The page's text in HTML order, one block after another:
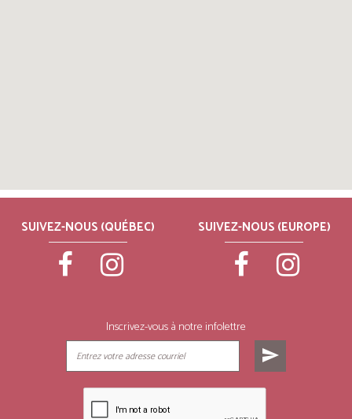
SUIVEZ-NOUS (QUÉBEC) SUIVEZ-NOUS (EUROPE)
Inscrivez-vous à notre infolettre
send